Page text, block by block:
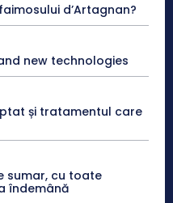
d’Artagnan?
new technologies
și tratamentul care
sumar, cu toate
îndemână